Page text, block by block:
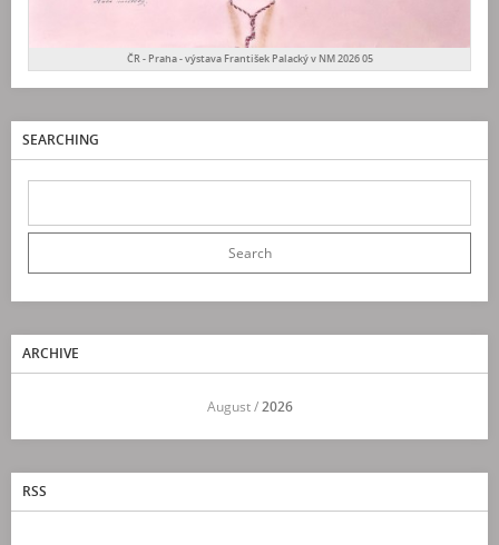
ČR - Praha - výstava František Palacký v NM 2026 05
SEARCHING
ARCHIVE
August /2026
RSS